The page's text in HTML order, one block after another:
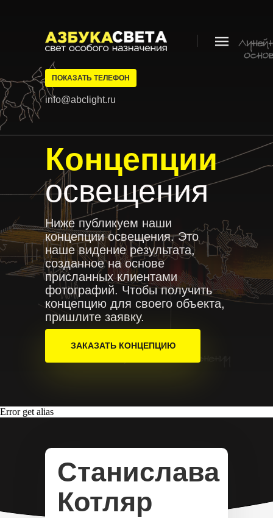
Концепции
освещения
Ниже публикуем наши
концепции освещения. Это
наше видение результата,
созданное на основе
присланных клиентами
фотографий. Чтобы получить
концепцию для своего объекта,
пришлите заявку.
ЗАКАЗАТЬ КОНЦЕПЦИЮ
info@abclight.ru
ПОКАЗАТЬ ТЕЛЕФОН
Error get alias
Станислава
Котляр